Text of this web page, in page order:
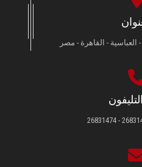
العباسية - القاهرة - مصر